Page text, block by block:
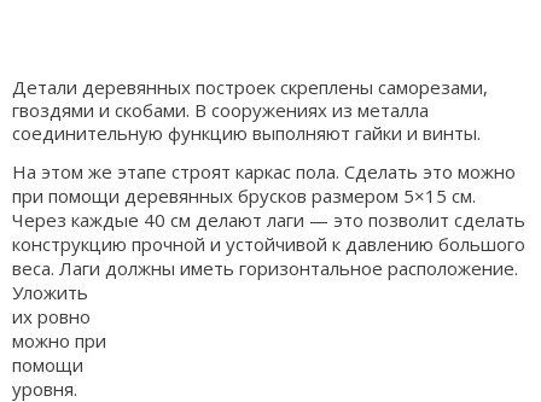
Детали деревянных построек скреплены саморезами,
гвоздями и скобами. В сооружениях из металла
соединительную функцию выполняют гайки и винты.
На этом же этапе строят каркас пола. Сделать это можно
при помощи деревянных брусков размером 5×15 см.
Через каждые 40 см делают лаги — это позволит сделать
конструкцию прочной и устойчивой к давлению большого
веса. Лаги должны иметь горизонтальное расположение.
Уложить
их ровно
можно при
помощи
уровня.